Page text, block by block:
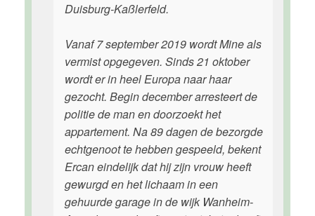
Duisburg-Kaßlerfeld.
Vanaf 7 september 2019 wordt Mine als
vermist opgegeven. Sinds 21 oktober
wordt er in heel Europa naar haar
gezocht. Begin december arresteert de
politie de man en doorzoekt het
appartement. Na 89 dagen de bezorgde
echtgenoot te hebben gespeeld, bekent
Ercan eindelijk dat hij zijn vrouw heeft
gewurgd en het lichaam in een
gehuurde garage in de wijk Wanheim-